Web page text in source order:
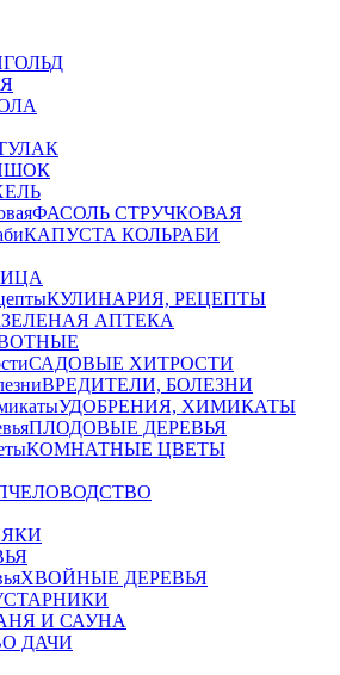
ФАСОЛЬ СТРУЧКОВАЯ
КАПУСТА КОЛЬРАБИ
КУЛИНАРИЯ, РЕЦЕПТЫ
ЗЕЛЕНАЯ АПТЕКА
САДОВЫЕ ХИТРОСТИ
ВРЕДИТЕЛИ, БОЛЕЗНИ
УДОБРЕНИЯ, ХИМИКАТЫ
ПЛОДОВЫЕ ДЕРЕВЬЯ
КОМНАТНЫЕ ЦВЕТЫ
ХВОЙНЫЕ ДЕРЕВЬЯ
И САУНА
ДАЧИ